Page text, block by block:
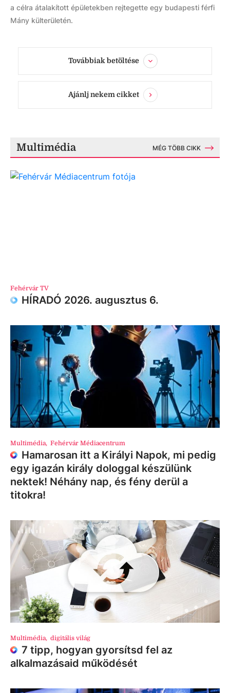
a célra átalakított épületekben rejtegette egy budapesti férfi
Mány külterületén.
Továbbiak betöltése
Ajánlj nekem cikket
Multimédia MÉG TÖBB CIKK
Fehérvár TV
HÍRADÓ 2026. augusztus 6.
Multimédia, Fehérvár Médiacentrum
Hamarosan itt a Királyi Napok, mi pedig
egy igazán király dologgal készülünk
nektek! Néhány nap, és fény derül a
titokra!
Multimédia, digitális világ
7 tipp, hogyan gyorsítsd fel az
alkalmazásaid működését